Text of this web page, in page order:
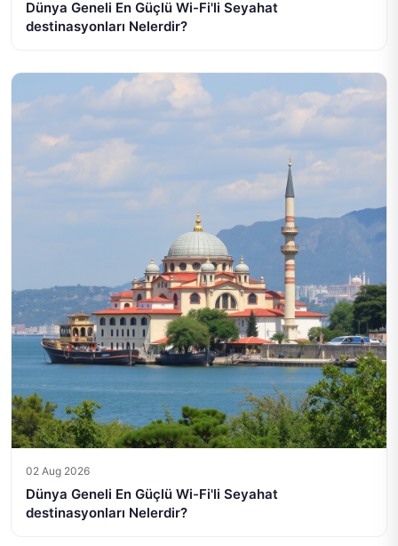
Dünya Geneli En Güçlü Wi-Fi'li Seyahat
destinasyonları Nelerdir?
02 Aug 2026
Dünya Geneli En Güçlü Wi-Fi'li Seyahat
destinasyonları Nelerdir?